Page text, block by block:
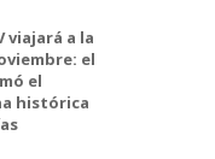
viajará a la
el
el
histórica